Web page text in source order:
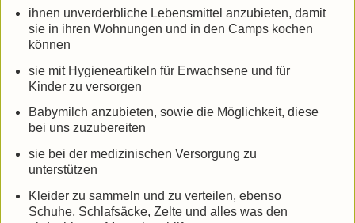
ihnen unverderbliche Lebensmittel anzubieten, damit
sie in ihren Wohnungen und in den Camps kochen
können
sie mit Hygieneartikeln für Erwachsene und für
Kinder zu versorgen
Babymilch anzubieten, sowie die Möglichkeit, diese
bei uns zuzubereiten
sie bei der medizinischen Versorgung zu
unterstützen
Kleider zu sammeln und zu verteilen, ebenso
Schuhe, Schlafsäcke, Zelte und alles was den